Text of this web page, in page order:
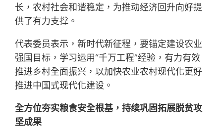
长，农村社会和谐稳定，为推动经济回升向好提
供了有力支撑。
代表委员表示，新时代新征程，要锚定建设农业
强国目标，学习运用“千万工程”经验，有力有效
推进乡村全面振兴，以加快农业农村现代化更好
推进中国式现代化建设。
全方位夯实粮食安全根基，持续巩固拓展脱贫攻
坚成果